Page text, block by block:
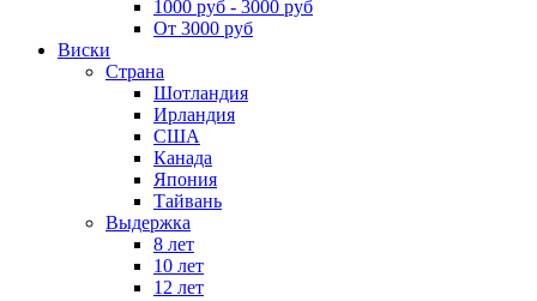
1000 руб - 3000 руб
От 3000 руб
Виски
Страна
Шотландия
Ирландия
США
Канада
Япония
Тайвань
Выдержка
8 лет
10 лет
12 лет